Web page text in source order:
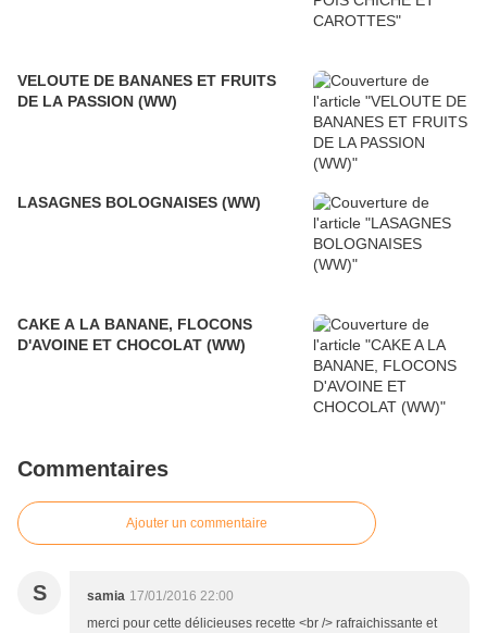
VELOUTE DE BANANES ET FRUITS
DE LA PASSION (WW)
LASAGNES BOLOGNAISES (WW)
CAKE A LA BANANE, FLOCONS
D'AVOINE ET CHOCOLAT (WW)
Commentaires
Ajouter un commentaire
S samia 17/01/2016 22:00
merci pour cette délicieuses recette <br /> rafraichissante et